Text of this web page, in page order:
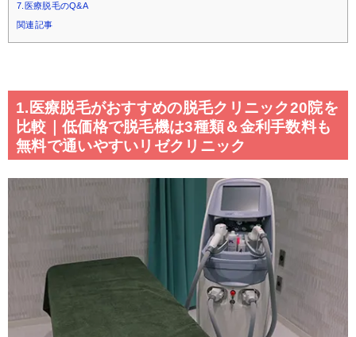
7.医療脱毛のQ&A
関連記事
1.医療脱毛がおすすめの脱毛クリニック20院を
比較｜低価格で脱毛機は3種類＆金利手数料も
無料で通いやすいリゼクリニック